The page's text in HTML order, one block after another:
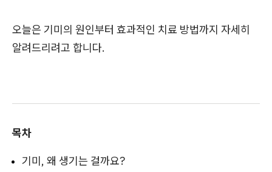
오늘은 기미의 원인부터 효과적인 치료 방법까지 자세히
알려드리려고 합니다.
목차
기미, 왜 생기는 걸까요?